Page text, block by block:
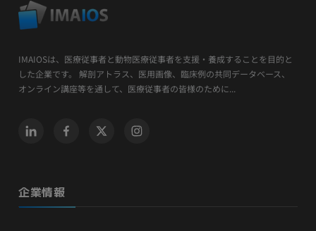
IMAIOSは、医療従事者と動物医療従事者を支援・養成することを目的と
した企業です。 解剖アトラス、医用画像、臨床例の共同データベース、
オンライン講座等を通して、医療従事者の皆様のために...
企業情報